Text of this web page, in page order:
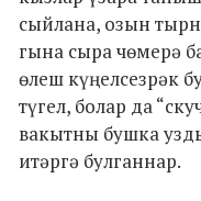
сыйлана, озын
гына сыра чөмерә
өлеш күңелсезрәк
түгел, болар да
вакытны бушка
итәргә булганнар.